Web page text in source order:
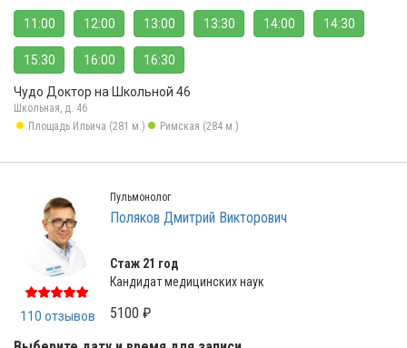
11:00 12:00 13:00 13:30 14:00 14:30
15:30 16:00 16:30
Чудо Доктор на Школьной 46
Школьная, д. 46
Площадь Ильича (281 м.)
Римская (284 м.)
110 отзывов
Пульмонолог
Поляков Дмитрий Викторович
Стаж 21 год
Кандидат медицинских наук
5100 ₽